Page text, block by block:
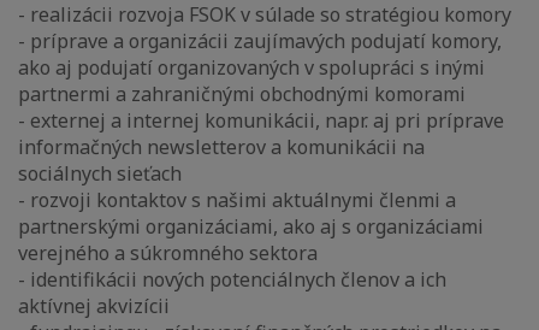
- realizácii rozvoja FSOK v súlade so stratégiou komory
- príprave a organizácii zaujímavých podujatí komory,
ako aj podujatí organizovaných v spolupráci s inými
partnermi a zahraničnými obchodnými komorami
- externej a internej komunikácii, napr. aj pri príprave
informačných newsletterov a komunikácii na
sociálnych sieťach
- rozvoji kontaktov s našimi aktuálnymi členmi a
partnerskými organizáciami, ako aj s organizáciami
verejného a súkromného sektora
- identifikácii nových potenciálnych členov a ich
aktívnej akvizícii